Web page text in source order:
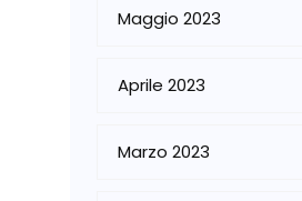
Maggio 2023
Aprile 2023
Marzo 2023